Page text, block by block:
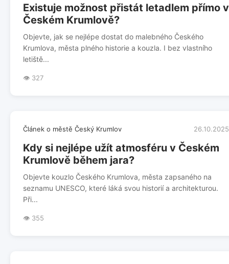
Existuje možnost přistát letadlem přímo v
Českém Krumlově?
Objevte, jak se nejlépe dostat do malebného Českého
Krumlova, města plného historie a kouzla. I bez vlastního
letiště...
👁️ 327
Článek o městě Český Krumlov 26.10.2025
Kdy si nejlépe užít atmosféru v Českém
Krumlově během jara?
Objevte kouzlo Českého Krumlova, města zapsaného na
seznamu UNESCO, které láká svou historií a architekturou.
Při...
👁️ 355